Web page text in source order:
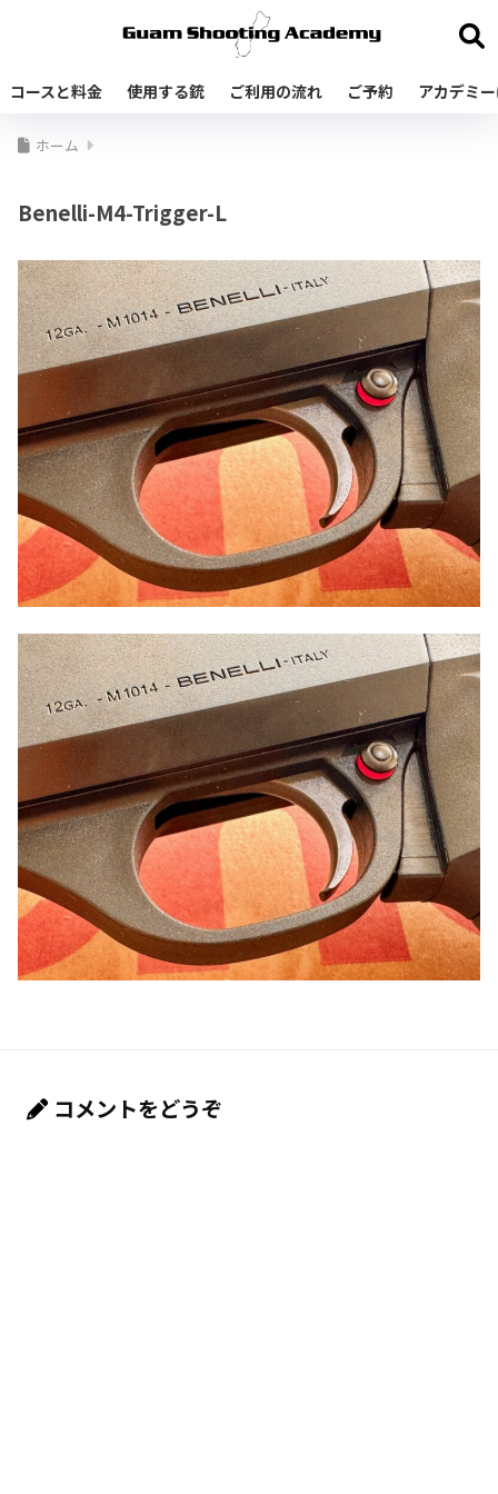
コースと料金 使用する銃 ご利用の流れ ご予約 アカデミ
ホーム
Benelli-M4-Trigger-L
コメントをどうぞ